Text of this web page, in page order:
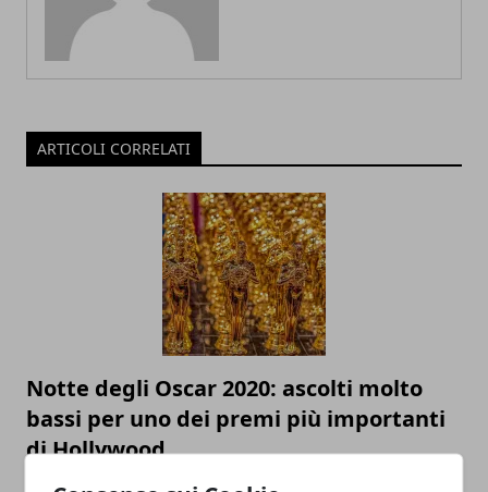
ARTICOLI CORRELATI
Notte degli Oscar 2020: ascolti molto
bassi per uno dei premi più importanti
di Hollywood
11/02/2020